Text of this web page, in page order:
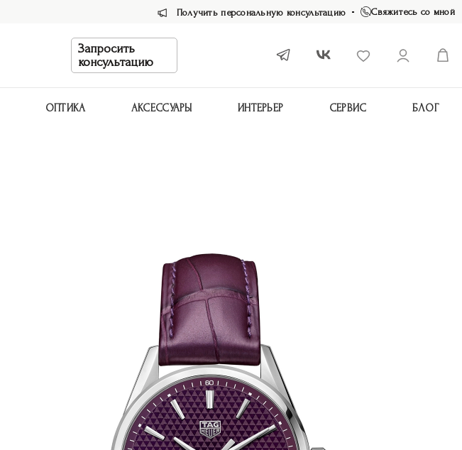
Получить персональную консультацию Свяжитесь со мной
Запросить
консультацию
ОПТИКА АКСЕССУАРЫ ИНТЕРЬЕР СЕРВИС БЛОГ